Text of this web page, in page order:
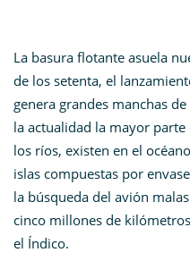
La basura flotante asuela
de los setenta, el
genera grandes manchas
la actualidad la mayor
los ríos, existen en el
islas compuestas por
la búsqueda del avión
cinco millones de
el Índico.